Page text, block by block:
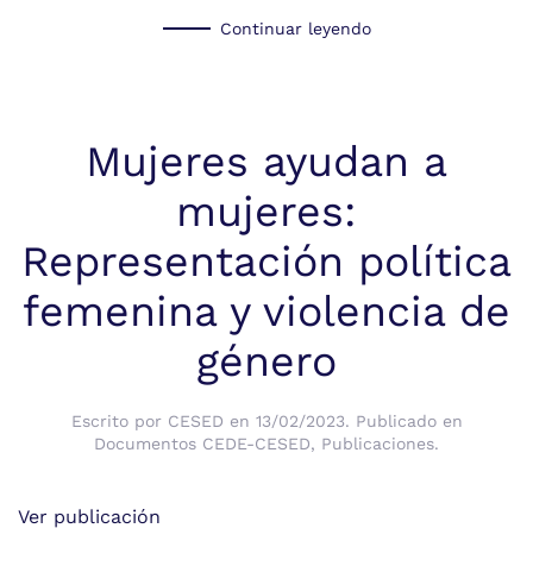
Continuar leyendo
Mujeres ayudan a
mujeres:
Representación política
femenina y violencia de
género
Escrito por CESED en 13/02/2023. Publicado en
Documentos CEDE-CESED, Publicaciones.
Ver publicación